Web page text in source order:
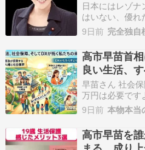
日本にはレゾ
はいない、優れ
乗っ取られると
ジアの狂犬病
鮮人に枯葉剤や
和猛はは彼らに
いでください
9日前
高市早苗首
良い生活、
を実現でき
早苗さん 社会
万円は必要です
か。 障害者世
世帯はどうす
ですか。 生活
苗さん、みんな
9日前
高市早苗を